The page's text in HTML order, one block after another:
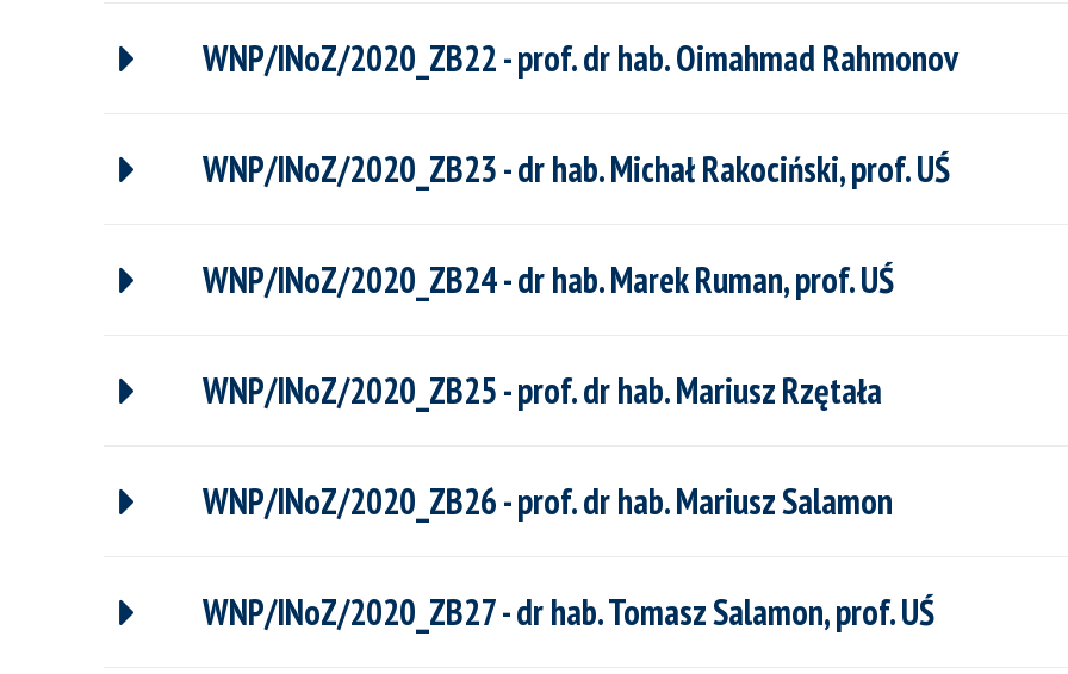
WNP/INoZ/2020_ZB22 - prof. dr hab. Oimahmad Rahmonov
WNP/INoZ/2020_ZB23 - dr hab. Michał Rakociński, prof. UŚ
WNP/INoZ/2020_ZB24 - dr hab. Marek Ruman, prof. UŚ
WNP/INoZ/2020_ZB25 - prof. dr hab. Mariusz Rzętała
WNP/INoZ/2020_ZB26 - prof. dr hab. Mariusz Salamon
WNP/INoZ/2020_ZB27 - dr hab. Tomasz Salamon, prof. UŚ